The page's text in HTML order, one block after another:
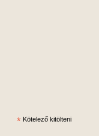
* Kötelező kitölteni